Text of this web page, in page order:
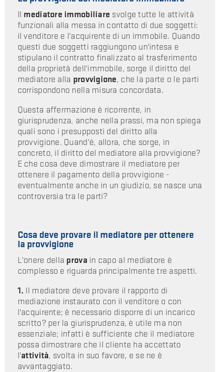
Il mediatore immobiliare svolge tutte le attività
funzionali alla messa in contatto di due soggetti:
il venditore e l'acquirente di un immobile. Quando
questi due soggetti raggiungono un'intesa e
stipulano il contratto finalizzato al trasferimento
della proprietà dell'immobile, sorge il diritto del
mediatore alla provvigione, che la parte o le parti
corrispondono nella misura concordata.
Questa affermazione è ricorrente, in
giurisprudenza, anche nella prassi, ma non spiega
quali sono i presupposti del diritto alla
provvigione. Quand'è, allora, che sorge, in
concreto, il diritto del mediatore alla provvigione?
E che cosa deve dimostrare il mediatore per
ottenere il pagamento della provvigione -
eventualmente anche in un giudizio, se nasce una
controversia tra le parti?
Cosa deve provare il mediatore per ottenere
la provvigione
L'onere della prova in capo al mediatore è
complesso e riguarda principalmente tre aspetti.
1. Il mediatore deve provare il rapporto di
mediazione instaurato con il venditore o con
l'acquirente; è necessario disporre di un incarico
scritto? per la giurisprudenza, è utile ma non
essenziale; infatti è sufficiente che il mediatore
possa dimostrare che il cliente ha accettato
l'attività, svolta in suo favore, e se ne è
avvantaggiato.